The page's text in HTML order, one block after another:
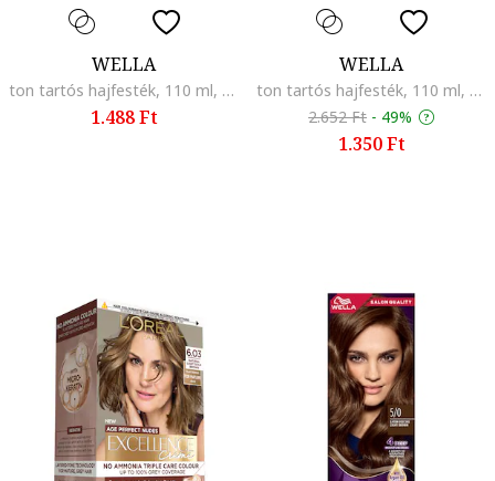
WELLA
ton tartós hajfesték, 110 ml, Hazelnut 7/3
1.488 Ft
WELLA
ton tartós hajfesték, 110 ml, Chocolate with caramel 8/74
2.652 Ft - 49%
1.350 Ft